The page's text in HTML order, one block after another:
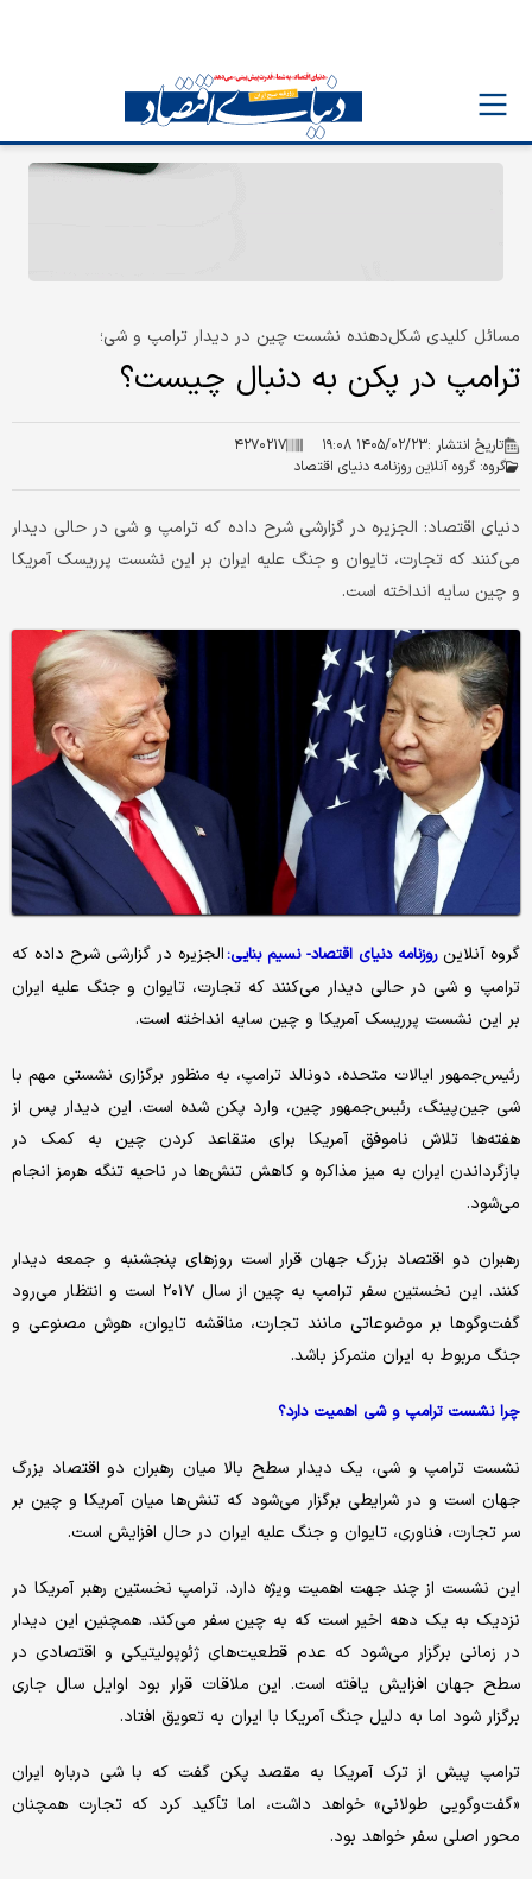
مسائل کلیدی شکل‌دهنده نشست چین در دیدار ترامپ و شی؛
ترامپ در پکن به دنبال چیست؟
تاریخ انتشار :۱۴۰۵/۰۲/۲۳ ۱۹:۰۸
۴۲۷۰۲۱۷
گروه: گروه آنلاین روزنامه دنیای اقتصاد
دنیای اقتصاد: الجزیره در گزارشی شرح داده که ترامپ و شی در حالی دیدار
می‌کنند که تجارت، تایوان و جنگ علیه ایران بر این نشست پرریسک آمریکا
و چین سایه انداخته است.
گروه آنلاینروزنامه دنیای اقتصاد- نسیم بنایی: الجزیره در گزارشی شرح داده که
ترامپ و شی در حالی دیدار می‌کنند که تجارت، تایوان و جنگ علیه ایران
بر این نشست پرریسک آمریکا و چین سایه انداخته است.
رئیس‌جمهور ایالات متحده، دونالد ترامپ، به منظور برگزاری نشستی مهم با
شی جین‌پینگ، رئیس‌جمهور چین، وارد پکن شده است. این دیدار پس از
هفته‌ها تلاش ناموفق آمریکا برای متقاعد کردن چین به کمک در
بازگرداندن ایران به میز مذاکره و کاهش تنش‌ها در ناحیه تنگه هرمز انجام
می‌شود.
رهبران دو اقتصاد بزرگ جهان قرار است روزهای پنجشنبه و جمعه دیدار
کنند. این نخستین سفر ترامپ به چین از سال ۲۰۱۷ است و انتظار می‌رود
گفت‌وگوها بر موضوعاتی مانند تجارت، مناقشه تایوان، هوش مصنوعی و
جنگ مربوط به ایران متمرکز باشد.
چرا نشست ترامپ و شی اهمیت دارد؟
نشست ترامپ و شی، یک دیدار سطح بالا میان رهبران دو اقتصاد بزرگ
جهان است و در شرایطی برگزار می‌شود که تنش‌ها میان آمریکا و چین بر
سر تجارت، فناوری، تایوان و جنگ علیه ایران در حال افزایش است.
این نشست از چند جهت اهمیت ویژه دارد. ترامپ نخستین رهبر آمریکا در
نزدیک به یک دهه اخیر است که به چین سفر می‌کند. همچنین این دیدار
در زمانی برگزار می‌شود که عدم قطعیت‌های ژئوپولیتیکی و اقتصادی در
سطح جهان افزایش یافته است. این ملاقات قرار بود اوایل سال جاری
برگزار شود اما به دلیل جنگ آمریکا با ایران به تعویق افتاد.
ترامپ پیش از ترک آمریکا به مقصد پکن گفت که با شی درباره ایران
«گفت‌وگویی طولانی» خواهد داشت، اما تأکید کرد که تجارت همچنان
محور اصلی سفر خواهد بود.